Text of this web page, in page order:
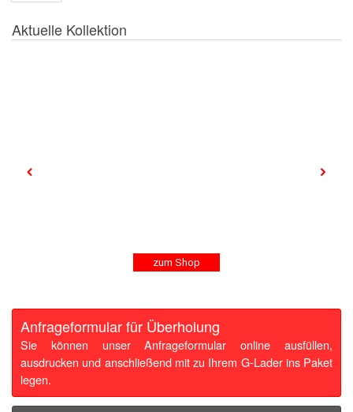
Aktuelle Kollektion
zum Shop
Anfrageformular für Überholung
Sie können unser Anfrageformular online ausfüllen,
ausdrucken und anschließend mit zu Ihrem G-Lader ins Paket
legen.